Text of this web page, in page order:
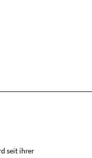
seit ihrer